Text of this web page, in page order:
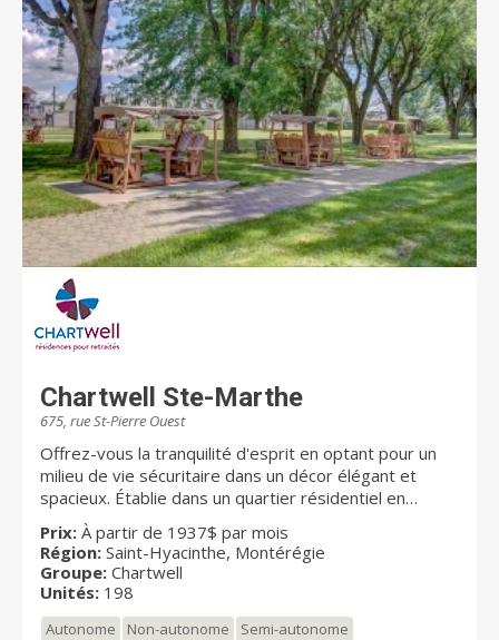
Chartwell Ste-Marthe
675, rue St-Pierre Ouest
Offrez-vous la tranquilité d'esprit en optant pour un
milieu de vie sécuritaire dans un décor élégant et
spacieux. Établie dans un quartier résidentiel en
bordure de la rivière Yamaska, Chartwell Ste-Marthe
est une chaleureuse résidence pour retraités alliant
authenticité et confort. Elle propose aux aînés
autonomes et semi-autonomes un choix de studios et
évolutifs. Notre résidence est située près du
Prix: À partir de 1937$ par mois
Région: Saint-Hyacinthe, Montérégie
Groupe: Chartwell
Unités: 198
Autonome Non-autonome
Semi-autonome